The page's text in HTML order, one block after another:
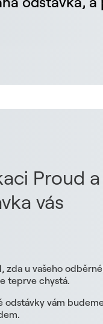
Proud
vás
zda u vašeho
teprve chystá.
odstávky vám